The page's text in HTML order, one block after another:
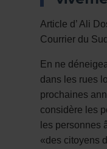
Article d’ Ali
Courrier du Sud
En ne
dans les rues
prochaines
considère les
les personnes
«des citoyens